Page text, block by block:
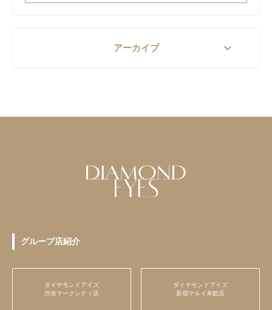
アーカイブ keyboard_arrow_down
グループ店紹介
ダイヤモンドアイズ
渋谷マークシティ店
ダイヤモンドアイズ
新宿マルイ本館店